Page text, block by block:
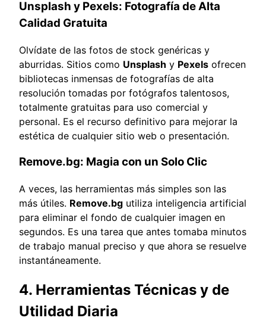
Unsplash y Pexels: Fotografía de Alta
Calidad Gratuita
Olvídate de las fotos de stock genéricas y
aburridas. Sitios como Unsplash y Pexels ofrecen
bibliotecas inmensas de fotografías de alta
resolución tomadas por fotógrafos talentosos,
totalmente gratuitas para uso comercial y
personal. Es el recurso definitivo para mejorar la
estética de cualquier sitio web o presentación.
Remove.bg: Magia con un Solo Clic
A veces, las herramientas más simples son las
más útiles. Remove.bg utiliza inteligencia artificial
para eliminar el fondo de cualquier imagen en
segundos. Es una tarea que antes tomaba minutos
de trabajo manual preciso y que ahora se resuelve
instantáneamente.
4. Herramientas Técnicas y de
Utilidad Diaria